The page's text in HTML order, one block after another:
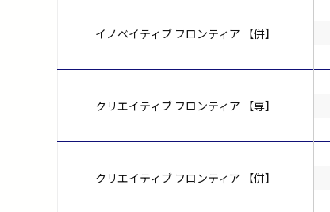
イノベイティブ フロンティア 【併】
クリエイティブ フロンティア 【専】
クリエイティブ フロンティア 【併】